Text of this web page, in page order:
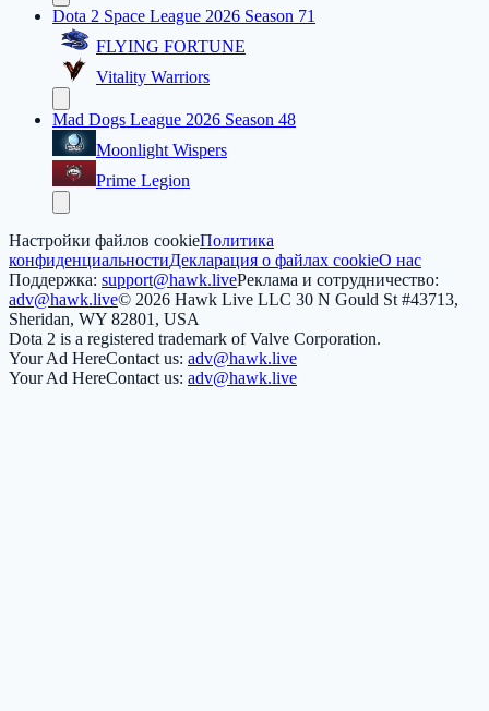
Dota 2 Space League 2026 Season 71
FLYING FORTUNE
Vitality Warriors
Mad Dogs League 2026 Season 48
Moonlight Wispers
Prime Legion
Настройки файлов cookieПолитика
конфиденциальностиДекларация о файлах cookieО нас
Поддержка: support@hawk.liveРеклама и сотрудничество:
adv@hawk.live© 2026 Hawk Live LLC 30 N Gould St #43713,
Sheridan, WY 82801, USA
Dota 2 is a registered trademark of Valve Corporation.
Your Ad HereContact us: adv@hawk.live
Your Ad HereContact us: adv@hawk.live